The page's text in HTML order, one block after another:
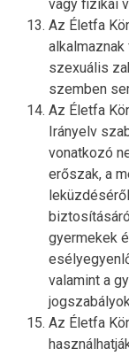
vagy fizikai
Az Életfa
szexuális
szemben
Az Életfa
Irányelv
vonatkozó
erőszak, a
gyermekek
valamint a
Az Életfa